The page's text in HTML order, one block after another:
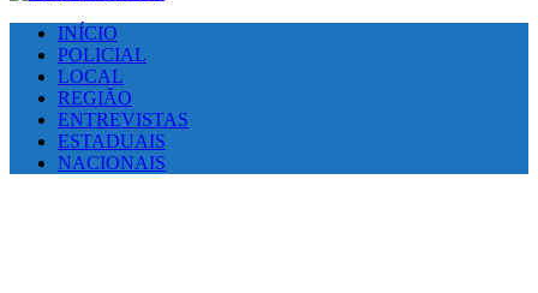
INÍCIO
POLICIAL
LOCAL
REGIÃO
ENTREVISTAS
ESTADUAIS
NACIONAIS